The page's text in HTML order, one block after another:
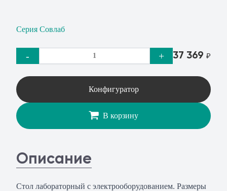
Серия Совлаб
- + 37 369 ₽
Конфигуратор
В корзину
Описание
Стол лабораторный с электрооборудованием. Размеры